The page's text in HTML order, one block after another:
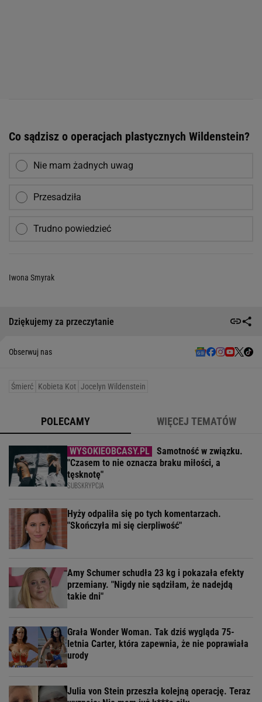
Co sądzisz o operacjach plastycznych Wildenstein?
Nie mam żadnych uwag
Przesadziła
Trudno powiedzieć
Iwona Smyrak
Dziękujemy za przeczytanie
Obserwuj nas
Śmierć Kobieta Kot Jocelyn Wildenstein
POLECAMY WIĘCEJ TEMATÓW
Samotność w związku.
"Czasem to nie oznacza braku miłości, a
tęsknotę"
SUBSKRYPCJA
Hyży odpaliła się po tych komentarzach.
"Skończyła mi się cierpliwość"
Amy Schumer schudła 23 kg i pokazała efekty
przemiany. "Nigdy nie sądziłam, że nadejdą
takie dni"
Grała Wonder Woman. Tak dziś wygląda 75-
letnia Carter, która zapewnia, że nie poprawiała
urody
Julia von Stein przeszła kolejną operację. Teraz